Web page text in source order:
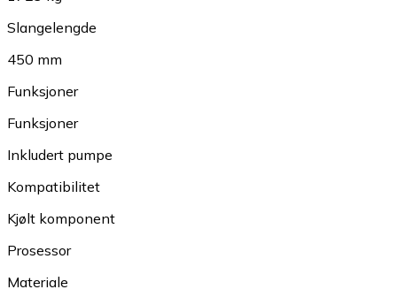
Slangelengde
450 mm
Funksjoner
Funksjoner
Inkludert pumpe
Kompatibilitet
Kjølt komponent
Prosessor
Materiale